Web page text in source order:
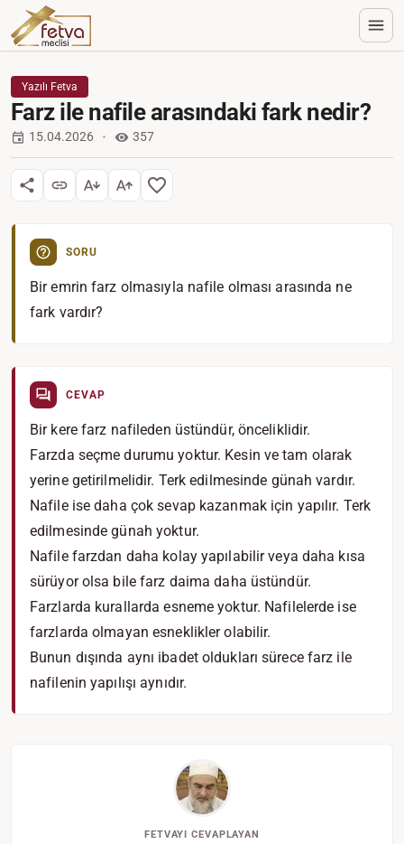
Yazılı Fetva
Farz ile nafile arasındaki fark nedir?
15.04.2026 357
SORU
Bir emrin farz olmasıyla nafile olması arasında ne
fark vardır?
CEVAP
Bir kere farz nafileden üstündür, önceliklidir.
Farzda seçme durumu yoktur. Kesin ve tam olarak
yerine getirilmelidir. Terk edilmesinde günah vardır.
Nafile ise daha çok sevap kazanmak için yapılır. Terk
edilmesinde günah yoktur.
Nafile farzdan daha kolay yapılabilir veya daha kısa
sürüyor olsa bile farz daima daha üstündür.
Farzlarda kurallarda esneme yoktur. Nafilelerde ise
farzlarda olmayan esneklikler olabilir.
Bunun dışında aynı ibadet oldukları sürece farz ile
nafilenin yapılışı aynıdır.
FETVAYI CEVAPLAYAN